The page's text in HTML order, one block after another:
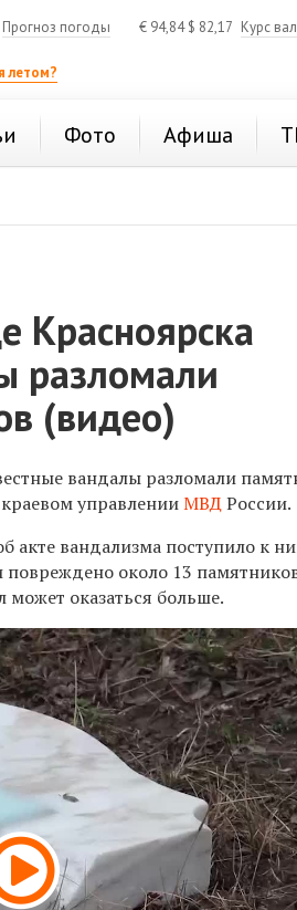
Прогноз погоды € 94,84$ 82,17 Курс
летом?
Фото Афиша
разломали
(видео)
вандалы разломали
управленииМВДРоссии.
акте вандализма поступило к
повреждено около 13
оказаться больше.